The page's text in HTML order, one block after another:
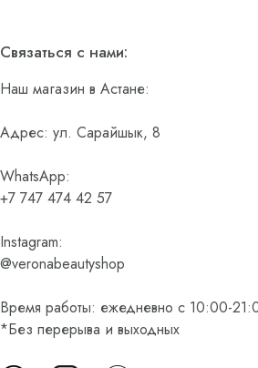
Связаться с нами:
Наш магазин в Астане:
Адрес: ул. Сарайшык, 8
WhatsApp:
+7 747 474 42 57
Instagram:
@veronabeautyshop
Время работы: ежедневно с 10:00-
*Без перерыва и выходных